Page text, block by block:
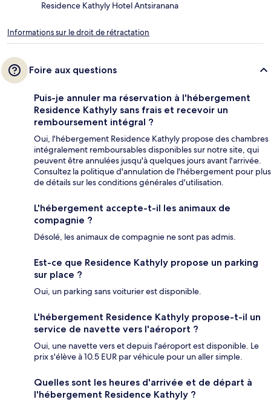
Residence Kathyly Hotel Antsiranana
Informations sur le droit de rétractation
Foire aux questions
Puis-je annuler ma réservation à l'hébergement
Residence Kathyly sans frais et recevoir un
remboursement intégral ?
Oui, l'hébergement Residence Kathyly propose des chambres
intégralement remboursables disponibles sur notre site, qui
peuvent être annulées jusqu'à quelques jours avant l'arrivée.
Consultez la politique d'annulation de l'hébergement pour plus
de détails sur les conditions générales d'utilisation.
L'hébergement accepte-t-il les animaux de
compagnie ?
Désolé, les animaux de compagnie ne sont pas admis.
Est-ce que Residence Kathyly propose un parking
sur place ?
Oui, un parking sans voiturier est disponible.
L'hébergement Residence Kathyly propose-t-il un
service de navette vers l'aéroport ?
Oui, une navette vers et depuis l'aéroport est disponible. Le
prix s'élève à 10.5 EUR par véhicule pour un aller simple.
Quelles sont les heures d'arrivée et de départ à
l'hébergement Residence Kathyly ?